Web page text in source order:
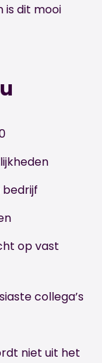
is dit mooi
bedrijf
op vast
collega’s
niet uit het